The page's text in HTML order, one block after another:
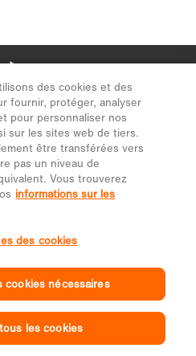
des cookies et des
fournir, protéger, analyser
pour personnaliser nos
sur les sites web de tiers.
être transférées vers
pas un niveau de
Vous trouverez
informations sur les
des cookies
cookies nécessaires
les cookies